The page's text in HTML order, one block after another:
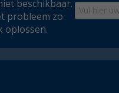
beschikbaar.
probleem zo
oplossen.